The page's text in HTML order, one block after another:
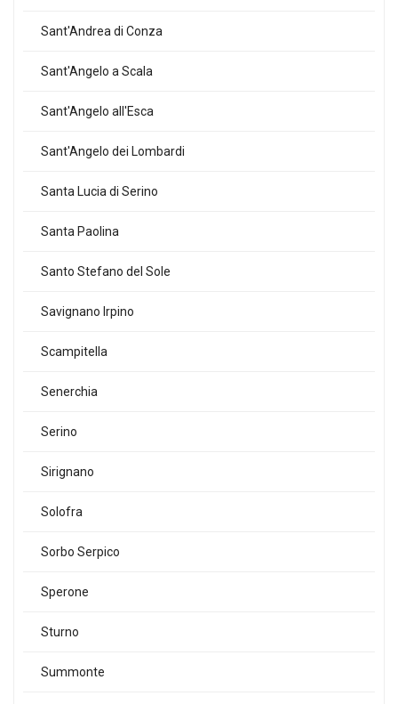
Sant'Andrea di Conza
Sant'Angelo a Scala
Sant'Angelo all'Esca
Sant'Angelo dei Lombardi
Santa Lucia di Serino
Santa Paolina
Santo Stefano del Sole
Savignano Irpino
Scampitella
Senerchia
Serino
Sirignano
Solofra
Sorbo Serpico
Sperone
Sturno
Summonte